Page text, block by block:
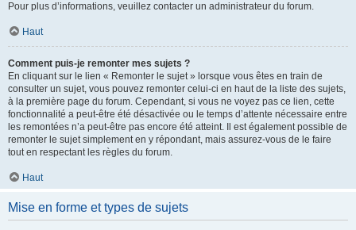
Pour plus d’informations, veuillez contacter un administrateur du forum.
Haut
Comment puis-je remonter mes sujets ?
En cliquant sur le lien « Remonter le sujet » lorsque vous êtes en train de
consulter un sujet, vous pouvez remonter celui-ci en haut de la liste des sujets,
à la première page du forum. Cependant, si vous ne voyez pas ce lien, cette
fonctionnalité a peut-être été désactivée ou le temps d’attente nécessaire entre
les remontées n’a peut-être pas encore été atteint. Il est également possible de
remonter le sujet simplement en y répondant, mais assurez-vous de le faire
tout en respectant les règles du forum.
Haut
Mise en forme et types de sujets